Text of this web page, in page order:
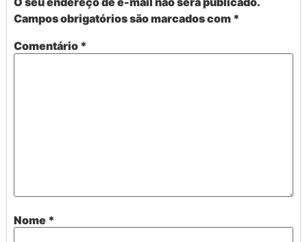
Campos obrigatórios são marcados com *
Comentário *
Nome *